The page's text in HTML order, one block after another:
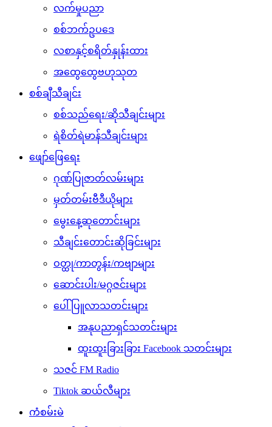
လက်မှုပညာ
စစ်ဘက်ဥပဒေ
လစာနှင့်စရိတ်နှုန်းထား
အထွေထွေဗဟုသုတ
စစ်ချီသီချင်း
စစ်သည်ရေး/ဆိုသီချင်းများ
ရဲစိတ်ရဲမာန်သီချင်းများ
ဖျော်ဖြေရေး
ဂုဏ်ပြုဇာတ်လမ်းများ
မှတ်တမ်းဗီဒီယိုများ
မွေးနေ့ဆုတောင်းများ
သီချင်းတောင်းဆိုခြင်းများ
ဝတ္ထု/ကာတွန်း/ကဗျာများ
ဆောင်းပါး/မဂ္ဂဇင်းများ
ပေါ်ပြူလာသတင်းများ
အနုပညာရှင်သတင်းများ
ထူးထူးခြားခြား Facebook သတင်းများ
သဇင် FM Radio
Tiktok ဆယ်လီများ
ကံစမ်းမဲ